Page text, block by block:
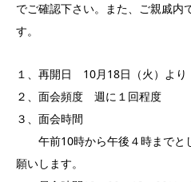
でご確認下さい。また、ご親戚内
す。
１、再開日 10月18日（火）より
２、面会頻度 週に１回程度
３、面会時間
午前10時から午後４時までと
願いします。